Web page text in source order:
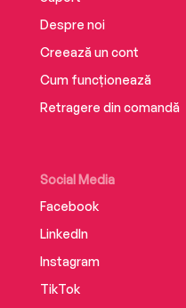
Despre noi
Creează un cont
Cum funcționează
Retragere din comandă
Social Media
Facebook
LinkedIn
Instagram
TikTok